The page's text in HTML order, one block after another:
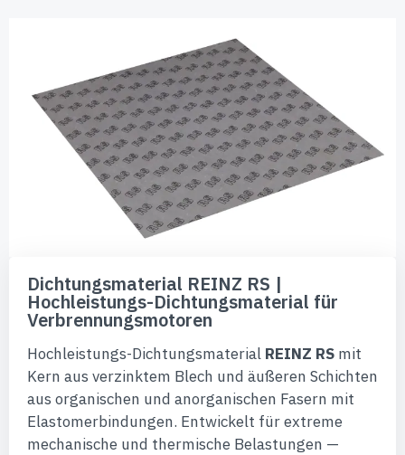
springen
Anfang
Bildgalerie
springen
Dichtungsmaterial REINZ RS |
Hochleistungs-Dichtungsmaterial für
Verbrennungsmotoren
Hochleistungs-Dichtungsmaterial REINZ RS mit
Kern aus verzinktem Blech und äußeren Schichten
aus organischen und anorganischen Fasern mit
Elastomerbindungen. Entwickelt für extreme
mechanische und thermische Belastungen —